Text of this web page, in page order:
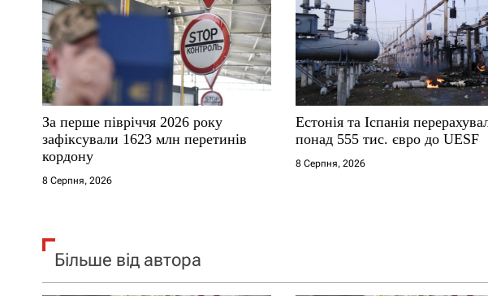
п
и
с
і
в
За перше півріччя 2026 року
зафіксували 1623 млн перетинів
кордону
8 Серпня, 2026
Естонія та Іспанія
понад 555 тис. євро до UESF
8 Серпня, 2026
Більше від автора